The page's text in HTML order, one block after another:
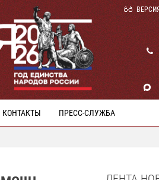
КОНТАКТЫ ПРЕСС-СЛУЖБА